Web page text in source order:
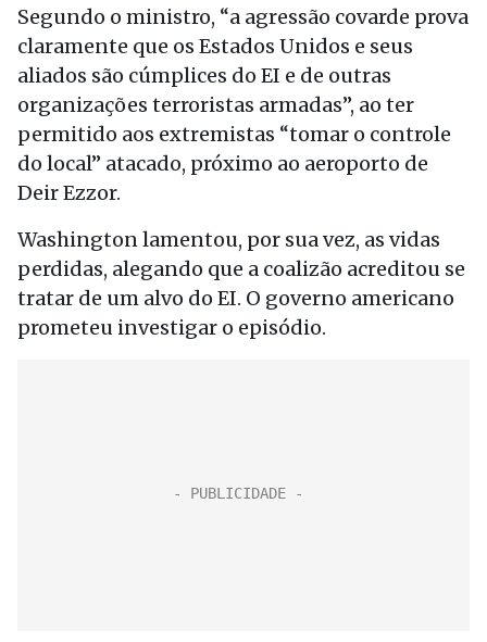
Segundo o ministro, “a agressão covarde prova
claramente que os Estados Unidos e seus
aliados são cúmplices do EI e de outras
organizações terroristas armadas”, ao ter
permitido aos extremistas “tomar o controle
do local” atacado, próximo ao aeroporto de
Deir Ezzor.
Washington lamentou, por sua vez, as vidas
perdidas, alegando que a coalizão acreditou se
tratar de um alvo do EI. O governo americano
prometeu investigar o episódio.